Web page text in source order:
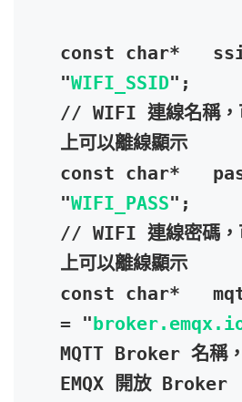
const char*
"WIFI_SSID";
// WIFI 連線名稱，
上可以離線顯示
const char*
"WIFI_PASS";
// WIFI 連線密碼，
上可以離線顯示
const char*
= "
MQTT Broker 名稱
EMQX 開放 Broker